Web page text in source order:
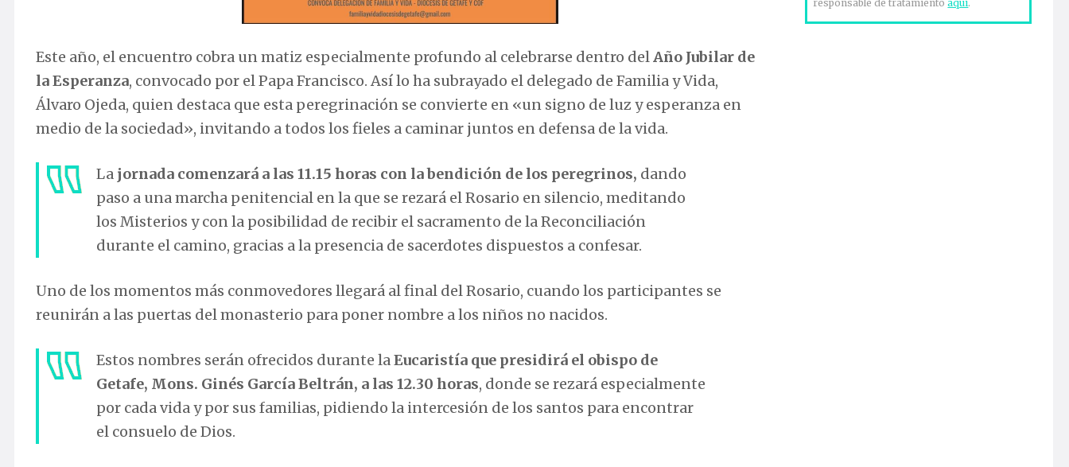
Este año, el encuentro cobra un matiz especialmente profundo al celebrarse dentro delAño Jubilar de
la Esperanza, convocado por el Papa Francisco. Así lo ha subrayado el delegado de Familia y Vida,
Álvaro Ojeda, quien destaca que esta peregrinación se convierte en «un signo de luz y esperanza en
medio de la sociedad», invitando a todos los fieles a caminar juntos en defensa de la vida.
La jornada comenzará a las 11.15 horas con la bendición de los peregrinos, dando
paso a una marcha penitencial en la que se rezará el Rosario en silencio, meditando
los Misterios y con la posibilidad de recibir el sacramento de la Reconciliación
durante el camino, gracias a la presencia de sacerdotes dispuestos a confesar.
Uno de los momentos más conmovedores llegará al final del Rosario, cuando los participantes se
reunirán a las puertas del monasterio para poner nombre a los niños no nacidos.
Estos nombres serán ofrecidos durante laEucaristía que presidirá el obispo de
Getafe, Mons. Ginés García Beltrán, a las 12.30 horas, donde se rezará especialmente
por cada vida y por sus familias, pidiendo la intercesión de los santos para encontrar
el consuelo de Dios.
responsable de tratamientoaquí.